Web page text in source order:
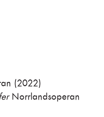
(2022)
Norrlandsoperan